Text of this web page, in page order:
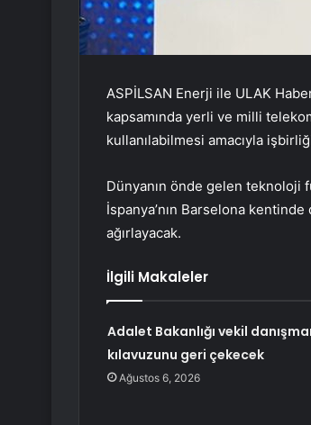
ASPİLSAN Enerji ile ULAK
kapsamında yerli ve milli
kullanılabilmesi amacıyla
Dünyanın önde gelen teknoloji
İspanya’nın Barselona
ağırlayacak.
İlgili Makaleler
Adalet Bakanlığı vekil
kılavuzunu geri çekecek
Ağustos 6, 2026